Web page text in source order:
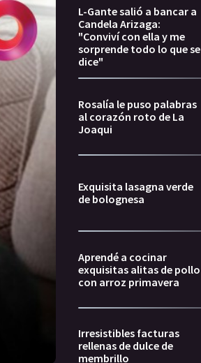
L-Gante salió a bancar a
Candela Arizaga:
"Conviví con ella y me
sorprende todo lo que se
dice"
Rosalía le puso palabras
al corazón roto de La
Joaqui
Exquisita lasagna verde
de bolognesa
Aprendé a cocinar
exquisitas alitas de pollo
con arroz primavera
Irresistibles facturas
rellenas de dulce de
membrillo